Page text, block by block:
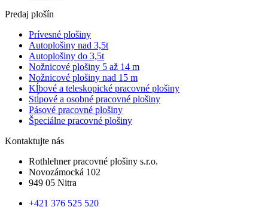
Predaj plošín
Prívesné plošiny
Autoplošiny nad 3,5t
Autoplošiny do 3,5t
Nožnicové plošiny 5 až 14 m
Nožnicové plošiny nad 15 m
Kĺbové a teleskopické pracovné plošiny
Stĺpové a osobné pracovné plošiny
Pásové pracovné plošiny
Špeciálne pracovné plošiny
Kontaktujte nás
Rothlehner pracovné plošiny s.r.o.
Novozámocká 102
949 05 Nitra
+421 376 525 520